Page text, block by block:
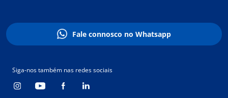
Fale connosco no Whatsapp
Siga-nos também nas redes sociais